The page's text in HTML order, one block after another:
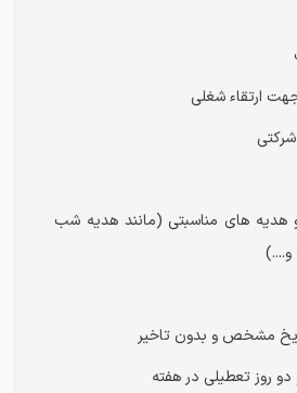
ارتقاء شغلی
هدیه های مناسبتی (مانند هدیه شب
و....)
مشخص و بدون تاخیر
روز تعطیلی در هفته